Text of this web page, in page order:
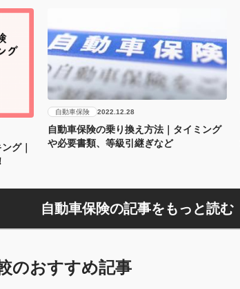
グ｜
自動車保険 2022.12.28
自動車保険の乗り換え方法｜タイミング
や必要書類、等級引継ぎなど
自動車保険の記事をもっと読む
のおすすめ記事